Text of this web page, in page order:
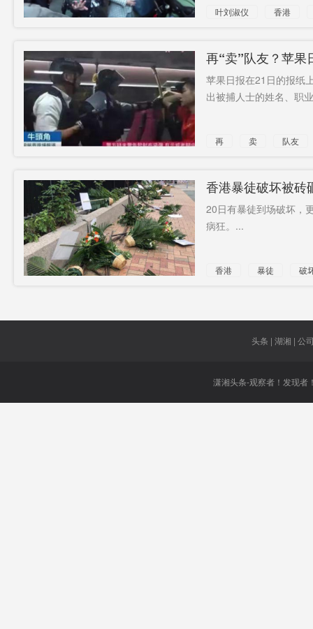
叶刘淑仪
香港
再“卖”队友？苹果
苹果日报在21日的报纸
出被捕人士的姓名、职
再 卖
队友
香港暴徒破坏被砖
20日有暴徒到场破坏，
病狂。...
香港 暴徒
破
头条 | 湖湘 | 公
潇湘头条-观察者！发现者